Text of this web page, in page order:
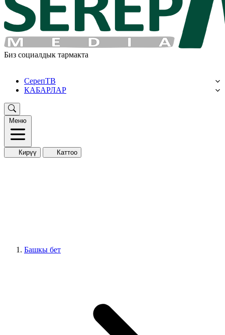
Биз социалдык тармакта
СерепТВ
КАБАРЛАР
Меню
Кирүү Каттоо
Башкы бет